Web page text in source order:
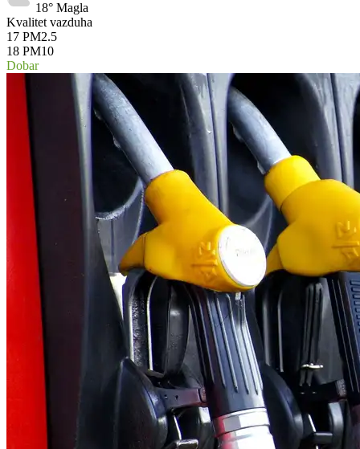
18° Magla
Kvalitet vazduha
17 PM2.5
18 PM10
Dobar